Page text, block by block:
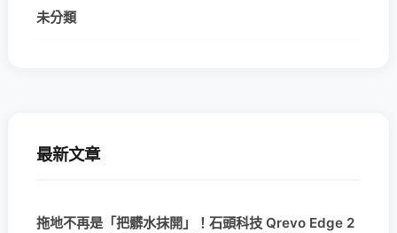
未分類
最新文章
拖地不再是「把髒水抹開」！石頭科技 Qrevo Edge 2